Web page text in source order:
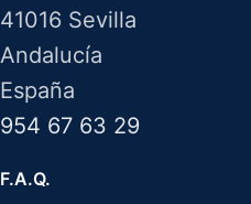
41016 Sevilla
Andalucía
España
954 67 63 29
F.A.Q.